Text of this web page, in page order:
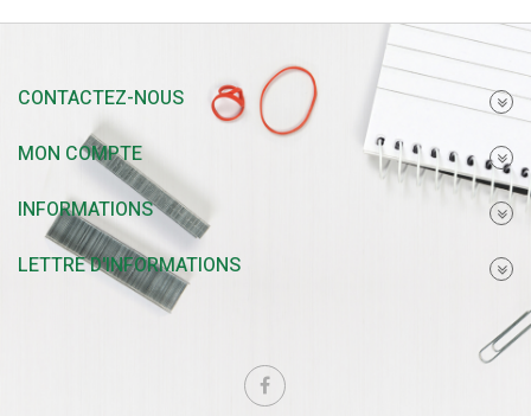
CONTACTEZ-NOUS
MON COMPTE
INFORMATIONS
LETTRE D'INFORMATIONS